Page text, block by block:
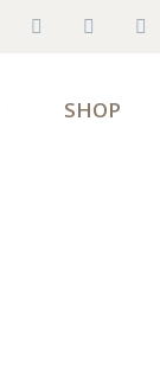
SHOP